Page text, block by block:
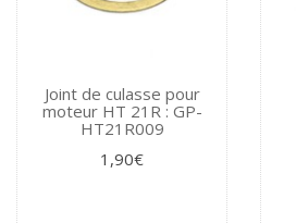
Joint de culasse pour
moteur HT 21R : GP-
HT21R009
1,90€